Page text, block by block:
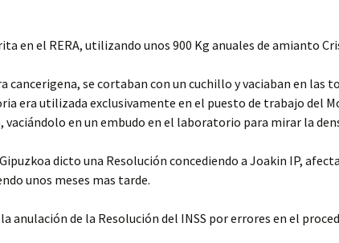
en el RERA, utilizando unos 900 Kg anuales de amianto
cancerigena, se cortaban con un cuchillo y vaciaban en
era utilizada exclusivamente en el puesto de trabajo del
en un embudo en el laboratorio para mirar la
Gipuzkoa dicto una Resolución concediendo a Joakin IP,
unos meses mas tarde.
la anulación de la Resolución del INSS por errores en el